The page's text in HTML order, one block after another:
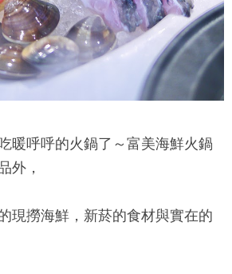
暖呼呼的火鍋了～富美海鮮火鍋
外，
現撈海鮮，新菸的食材與實在的